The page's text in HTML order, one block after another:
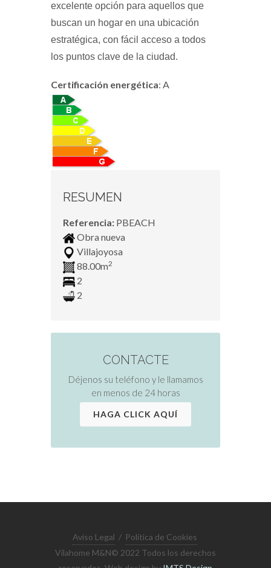
excelente opción para aquellos que
buscan un hogar en una ubicación
estratégica, con fácil acceso a todos
los puntos clave de la ciudad.
Certificación energética: A
RESUMEN
Referencia: PBEACH
Obra nueva
Villajoyosa
88.00m2
2
2
CONTACTE
Déjenos su teléfono y le llamamos
en menos de 24 horas
HAGA CLICK AQUÍ
Aviso Legal / Política de Cookies
Vilahome M&N© 2022 Todos los derechos